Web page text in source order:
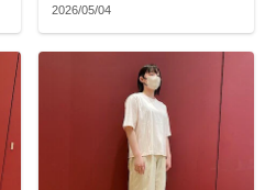
2026/05/04